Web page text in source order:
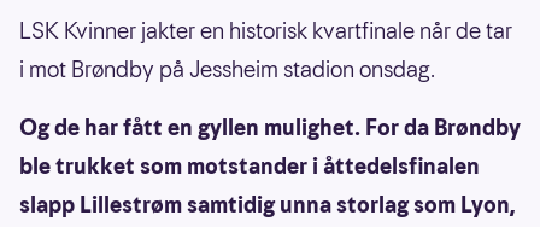
LSK Kvinner jakter en historisk kvartfinale når de tar
i mot Brøndby på Jessheim stadion onsdag.
Og de har fått en gyllen mulighet. For da Brøndby
ble trukket som motstander i åttedelsfinalen
slapp Lillestrøm samtidig unna storlag som Lyon,